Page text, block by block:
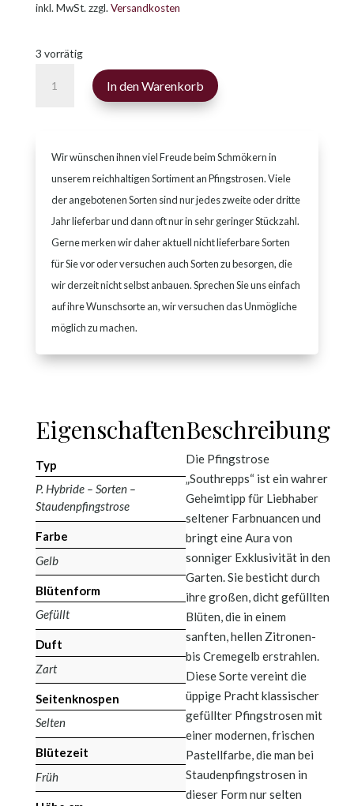
inkl. MwSt. zzgl. Versandkosten
3 vorrätig
Southrepps
Menge
In den Warenkorb
Wir wünschen ihnen viel Freude beim Schmökern in
unserem reichhaltigen Sortiment an Pfingstrosen. Viele
der angebotenen Sorten sind nur jedes zweite oder dritte
Jahr lieferbar und dann oft nur in sehr geringer Stückzahl.
Gerne merken wir daher aktuell nicht lieferbare Sorten
für Sie vor oder versuchen auch Sorten zu besorgen, die
wir derzeit nicht selbst anbauen. Sprechen Sie uns einfach
auf ihre Wunschsorte an, wir versuchen das Unmögliche
möglich zu machen.
Eigenschaften
Typ
P. Hybride – Sorten –
Staudenpfingstrose
Farbe
Gelb
Blütenform
Gefüllt
Duft
Zart
Seitenknospen
Selten
Blütezeit
Früh
Beschreibung
Die Pfingstrose
„Southrepps“ ist ein wahrer
Geheimtipp für Liebhaber
seltener Farbnuancen und
bringt eine Aura von
sonniger Exklusivität in den
Garten. Sie besticht durch
ihre großen, dicht gefüllten
Blüten, die in einem
sanften, hellen Zitronen-
bis Cremegelb erstrahlen.
Diese Sorte vereint die
üppige Pracht klassischer
gefüllter Pfingstrosen mit
einer modernen, frischen
Pastellfarbe, die man bei
Staudenpfingstrosen in
dieser Form nur selten